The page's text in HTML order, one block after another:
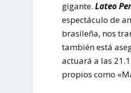
gigante.Lateo
espectáculo de
brasileña, nos
también está
actuará a las
propios como